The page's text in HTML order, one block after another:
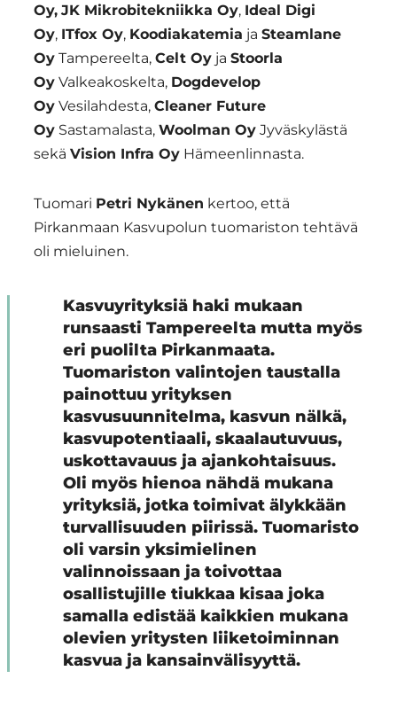
Oy, JK Mikrobitekniikka Oy, Ideal Digi
Oy, ITfox Oy, Koodiakatemia ja Steamlane
Oy Tampereelta, Celt Oy ja Stoorla
Oy Valkeakoskelta, Dogdevelop
Oy Vesilahdesta, Cleaner Future
Oy Sastamalasta, Woolman Oy Jyväskylästä
sekä Vision Infra Oy Hämeenlinnasta.
Tuomari Petri Nykänen kertoo, että
Pirkanmaan Kasvupolun tuomariston tehtävä
oli mieluinen.
Kasvuyrityksiä haki mukaan
runsaasti Tampereelta mutta myös
eri puolilta Pirkanmaata.
Tuomariston valintojen taustalla
painottuu yrityksen
kasvusuunnitelma, kasvun nälkä,
kasvupotentiaali, skaalautuvuus,
uskottavauus ja ajankohtaisuus.
Oli myös hienoa nähdä mukana
yrityksiä, jotka toimivat älykkään
turvallisuuden piirissä. Tuomaristo
oli varsin yksimielinen
valinnoissaan ja toivottaa
osallistujille tiukkaa kisaa joka
samalla edistää kaikkien mukana
olevien yritysten liiketoiminnan
kasvua ja kansainvälisyyttä.